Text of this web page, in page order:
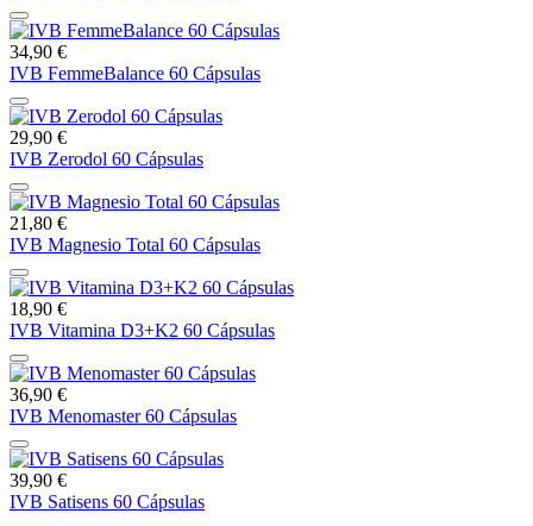
34,90 €
IVB FemmeBalance 60 Cápsulas
29,90 €
IVB Zerodol 60 Cápsulas
21,80 €
IVB Magnesio Total 60 Cápsulas
18,90 €
IVB Vitamina D3+K2 60 Cápsulas
36,90 €
IVB Menomaster 60 Cápsulas
39,90 €
IVB Satisens 60 Cápsulas